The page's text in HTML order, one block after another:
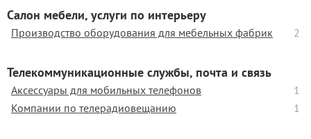
Салон мебели, услуги по интерьеру
2
Производство оборудования для мебельных фабрик
Телекоммуникационные службы, почта и связь
1
Аксессуары для мобильных телефонов
1
Компании по телерадиовещанию